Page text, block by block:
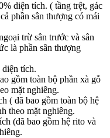
diện tích. ( tầng trệt, gác
phần sân thượng có mái
trừ sân trước và sân
là phần sân thượng
tích.
gồm toàn bộ phần xà gỗ
mặt nghiêng.
( đã bao gồm toàn bộ hệ
theo mặt nghiêng.
(đã bao gồm hệ rito và